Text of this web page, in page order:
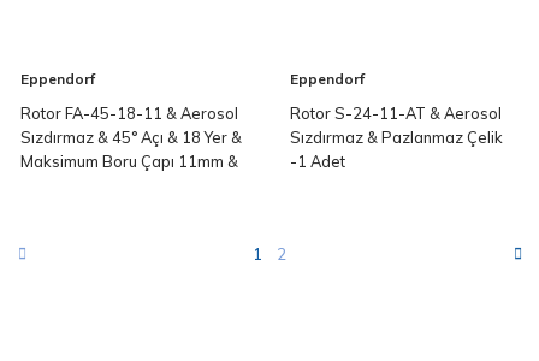
Eppendorf
Rotor FA-45-18-11 & Aerosol
Sızdırmaz & 45° Açı & 18 Yer &
Maksimum Boru Çapı 11mm &
Eppendorf
Rotor S-24-11-AT & Aerosol
Sızdırmaz & Pazlanmaz Çelik
-1 Adet
1 2